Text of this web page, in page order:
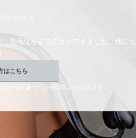
アニメ・漫画
ビューティー・ヘルスケア
商品化をすることができました。他に
はこちら
から関連ページを閲覧いただけます。